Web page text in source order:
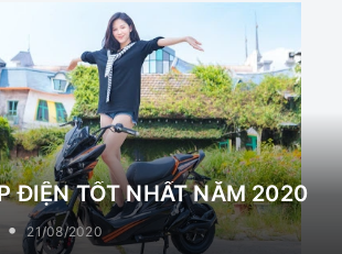
ĐIỆN TỐT NHẤT NĂM 2020
21/08/2020